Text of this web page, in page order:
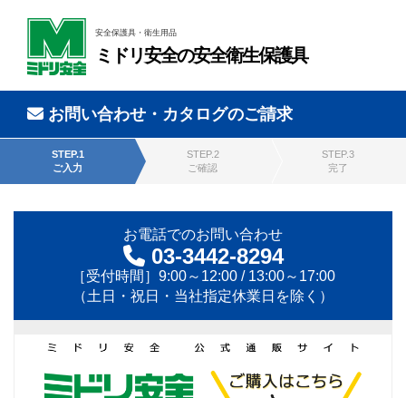
安全保護具・衛生用品
ミドリ安全の安全衛生保護具
お問い合わせ・カタログのご請求
STEP.1
ご入力
STEP.2
ご確認
STEP.3
完了
お電話でのお問い合わせ
03-3442-8294
［受付時間］9:00～12:00 / 13:00～17:00
（土日・祝日・当社指定休業日を除く）